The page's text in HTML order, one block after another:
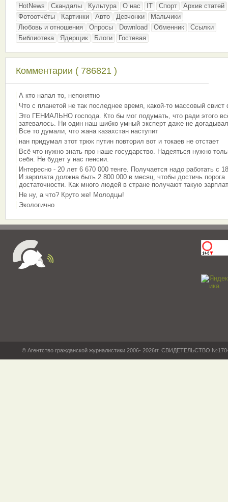
HotNews
Скандалы Культура О нас IT Спорт
Архив статей
Фотоотчёты
Картинки Авто Девчонки
Мальчики
Любовь и отношения
Опросы Download Обменник
Ссылки
Библиотека
Ядерщик Блоги Гостевая
Комментарии ( 786821 )
А кто напал то, непонятно
Что с планетой не так последнее время, какой-то массовый свист
Это ГЕНИАЛЬНО господа. Кто бы мог подумать, что ради этого
затевалось. Ни один наш шибко умный эксперт даже не
Все то думали, что жана казахстан наступит
нан придумал этот трюк путин повторил вот и токаев не отстает
Всё что нужно знать про наше государство. Надеяться нужно
себя. Не будет у нас пенсии.
Интересно - 20 лет 6 670 000 тенге. Получается надо работать с
И зарплата должна быть 2 800 000 в месяц, чтобы достичь порога
достаточности. Как много людей в стране получают такую
Не ну, а что? Круто же! Молодцы!
Экологично
© Агентство гражданской журналистики 2006- 2026гг. СВИДЕТЕЛЬСТВО